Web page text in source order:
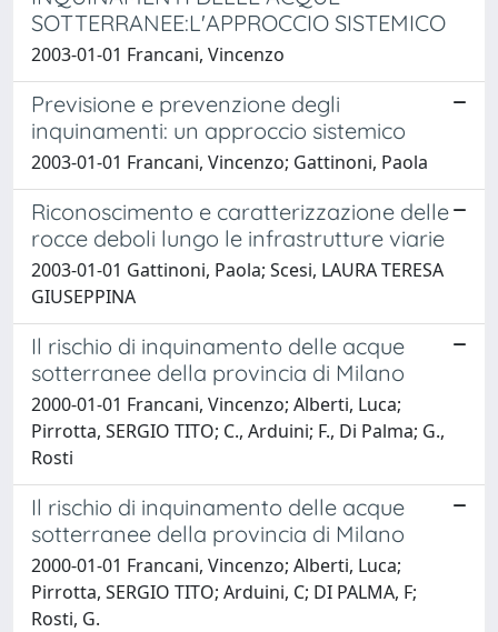
SOTTERRANEE:L'APPROCCIO SISTEMICO
2003-01-01 Francani, Vincenzo
Previsione e prevenzione degli
inquinamenti: un approccio sistemico
2003-01-01 Francani, Vincenzo; Gattinoni, Paola
Riconoscimento e caratterizzazione delle
rocce deboli lungo le infrastrutture viarie
2003-01-01 Gattinoni, Paola; Scesi, LAURA TERESA
GIUSEPPINA
Il rischio di inquinamento delle acque
sotterranee della provincia di Milano
2000-01-01 Francani, Vincenzo; Alberti, Luca;
Pirrotta, SERGIO TITO; C., Arduini; F., Di Palma; G.,
Rosti
Il rischio di inquinamento delle acque
sotterranee della provincia di Milano
2000-01-01 Francani, Vincenzo; Alberti, Luca;
Pirrotta, SERGIO TITO; Arduini, C; DI PALMA, F;
Rosti, G.